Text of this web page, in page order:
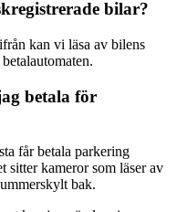
bilar?
kan vi läsa av bilens
betala för
får betala parkering
sitter kameror som läser av
bak.